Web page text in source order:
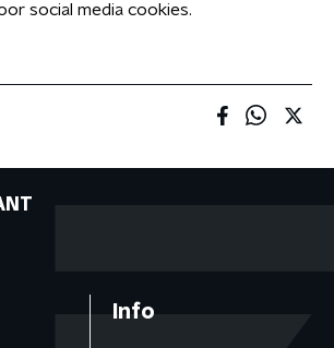
social media cookies.
Info